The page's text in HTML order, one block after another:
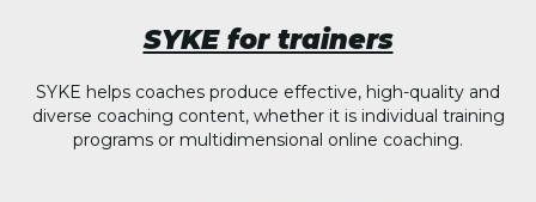
SYKE for trainers
SYKE helps coaches produce effective, high-quality and
diverse coaching content, whether it is individual training
programs or multidimensional online coaching.